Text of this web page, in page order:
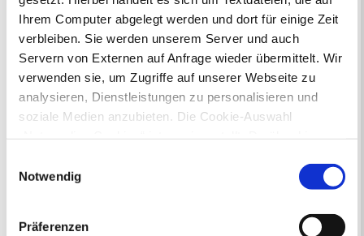
Ihrem Computer abgelegt werden und dort für einige Zeit
verbleiben. Sie werden unserem Server und auch
Servern von Externen auf Anfrage wieder übermittelt. Wir
verwenden sie, um Zugriffe auf unserer Webseite zu
analysieren, Dienstleistungen zu personalisieren und
soziale Medien anzubieten. Die Cookie-Auswahl
Drittländern (USA) mit unzureichendem
Datenschutzniveau verarbeiten. Es besteht die Gefahr,
dass diese zu Kontroll- und Überwachungszwecken von
anderen missbraucht werden, ohne dass Sie sich mit
Notwendig
PräferenzenBürgermeister Tschersich heißt Sie